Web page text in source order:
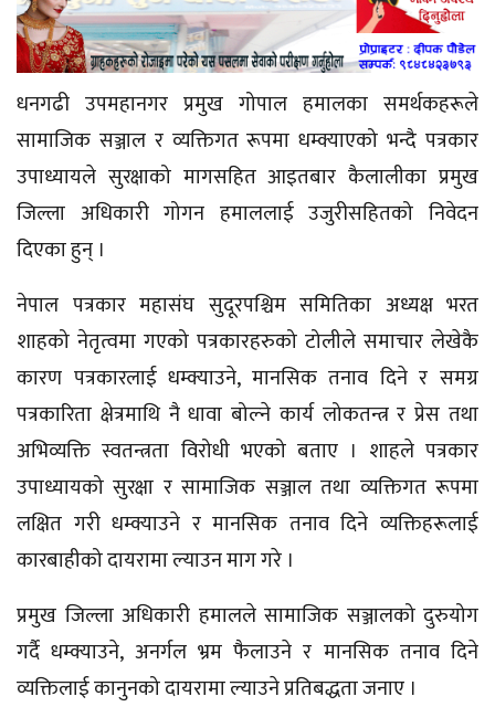
धनगढी उपमहानगर प्रमुख गोपाल हमालका समर्थकहरूले
सामाजिक सञ्जाल र व्यक्तिगत रूपमा धम्क्याएको भन्दै पत्रकार
उपाध्यायले सुरक्षाको मागसहित आइतबार कैलालीका प्रमुख
जिल्ला अधिकारी गोगन हमाललाई उजुरीसहितको निवेदन
दिएका हुन् ।
नेपाल पत्रकार महासंघ सुदूरपश्चिम समितिका अध्यक्ष भरत
शाहको नेतृत्वमा गएको पत्रकारहरुको टोलीले समाचार लेखेकै
कारण पत्रकारलाई धम्क्याउने, मानसिक तनाव दिने र समग्र
पत्रकारिता क्षेत्रमाथि नै धावा बोल्ने कार्य लोकतन्त्र र प्रेस तथा
अभिव्यक्ति स्वतन्त्रता विरोधी भएको बताए । शाहले पत्रकार
उपाध्यायको सुरक्षा र सामाजिक सञ्जाल तथा व्यक्तिगत रूपमा
लक्षित गरी धम्क्याउने र मानसिक तनाव दिने व्यक्तिहरूलाई
कारबाहीको दायरामा ल्याउन माग गरे ।
प्रमुख जिल्ला अधिकारी हमालले सामाजिक सञ्जालको दुरुयोग
गर्दै धम्क्याउने, अनर्गल भ्रम फैलाउने र मानसिक तनाव दिने
व्यक्तिलाई कानुनको दायरामा ल्याउने प्रतिबद्धता जनाए ।